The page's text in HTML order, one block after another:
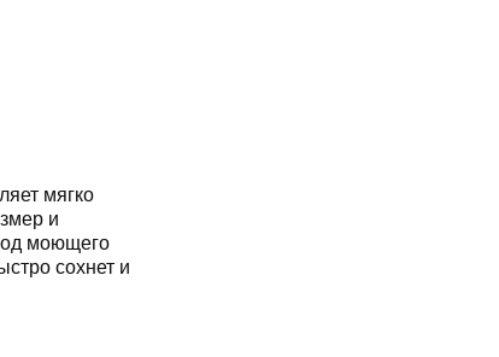
мягко
и
моющего
сохнет и